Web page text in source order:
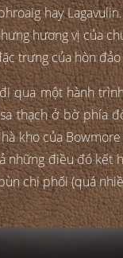
hay
hương vị của
trưng của hòn đảo
qua một hành
thạch ở bờ phía
kho của
những điều đó kết
chi phối (quá